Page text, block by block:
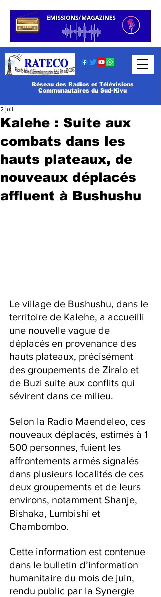
Réseau des Radios et Télévisions
Communautaires du Sud-Kivu
Kalehe : Suite aux
combats dans les
hauts plateaux, de
nouveaux déplacés
affluent à Bushushu
2 juil.
Le village de Bushushu, dans le
territoire de Kalehe, a accueilli
une nouvelle vague de
déplacés en provenance des
hauts plateaux, précisément
des groupements de Ziralo et
de Buzi suite aux conflits qui
sévirent dans ce milieu.
Selon la Radio Maendeleo, ces
nouveaux déplacés, estimés à 1
500 personnes, fuient les
affrontements armés signalés
dans plusieurs localités de ces
deux groupements et de leurs
environs, notamment Shanje,
Bishaka, Lumbishi et
Chambombo.
Cette information est contenue
dans le bulletin d’information
humanitaire du mois de juin,
rendu public par la Synergie